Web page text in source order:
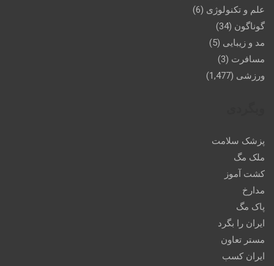
علم و تکنولوژی (6)
گوناگون (34)
مد و زیبایی (5)
مسافرت (3)
ورزشی (1,477)
پزشک سلامت
ملک مگ
کشت آموز
مدارخ
پاک مگ
ایران را بگرد
مستر تعاون
ایران کسب